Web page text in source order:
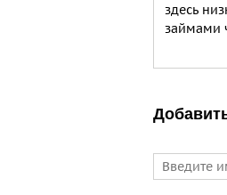
здесь
займами
Имя